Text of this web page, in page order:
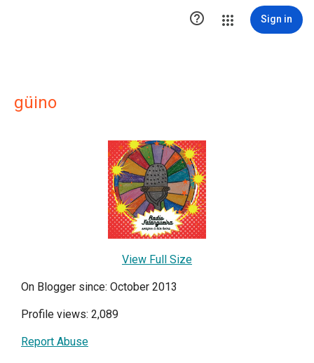
 Sign in
güino
View Full Size
On Blogger since: October 2013
Profile views: 2,089
Report Abuse